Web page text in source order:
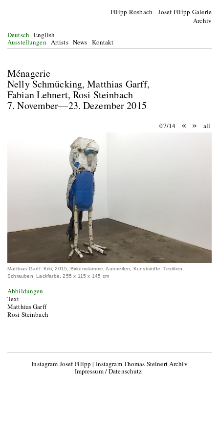
Filipp Rosbach Josef Filipp Galerie
Archiv
Deutsch English
Ausstellungen Artists News Kontakt
Ménagerie
Nelly Schmücking, Matthias Garff,
Fabian Lehnert, Rosi Steinbach
7. November—23. Dezember 2015
07/14 « » all
Matthias Garff: Kiki, 2015, Birkenstämme, Autoreifen, Kunststoffe, Textilien,
Schrauben, Lackfarbe, 255 x 115 x 145 cm
Abbildungen
Text
Matthias Garff
Rosi Steinbach
Instagram Josef Filipp | Instagram Thomas Steinert Archiv
Impressum / Datenschutz